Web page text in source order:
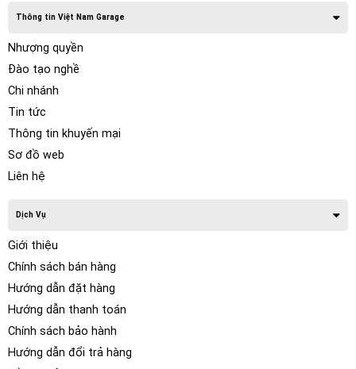
Thông tin Việt Nam Garage
Nhượng quyền
Đào tạo nghề
Chi nhánh
Tin tức
Thông tin khuyến mại
Sơ đồ web
Liên hệ
Dịch Vụ
Giới thiệu
Chính sách bán hàng
Hướng dẫn đặt hàng
Hướng dẫn thanh toán
Chính sách bảo hành
Hướng dẫn đổi trả hàng